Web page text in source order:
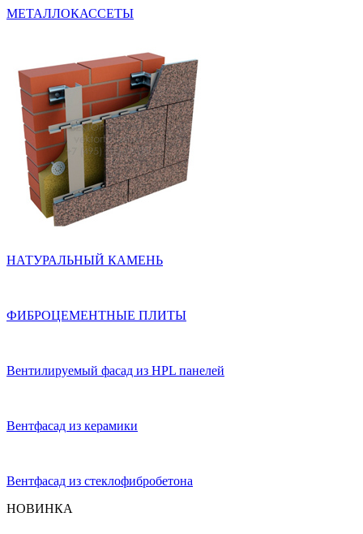
МЕТАЛЛОКАССЕТЫ
НАТУРАЛЬНЫЙ КАМЕНЬ
ФИБРОЦЕМЕНТНЫЕ ПЛИТЫ
Вентилируемый фасад из HPL панелей
Вентфасад из керамики
Вентфасад из стеклофибробетона
НОВИНКА